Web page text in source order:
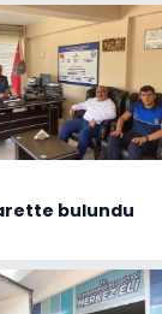
bulundu